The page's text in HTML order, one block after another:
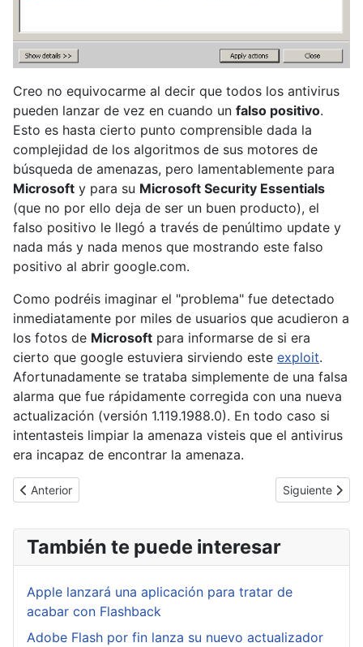
Creo no equivocarme al decir que todos los antivirus
pueden lanzar de vez en cuando un falso positivo.
Esto es hasta cierto punto comprensible dada la
complejidad de los algoritmos de sus motores de
búsqueda de amenazas, pero lamentablemente para
Microsoft y para su Microsoft Security Essentials
(que no por ello deja de ser un buen producto), el
falso positivo le llegó a través de penúltimo update y
nada más y nada menos que mostrando este falso
positivo al abrir google.com.
Como podréis imaginar el "problema" fue detectado
inmediatamente por miles de usuarios que acudieron a
los fotos de Microsoft para informarse de si era
cierto que google estuviera sirviendo este exploit.
Afortunadamente se trataba simplemente de una falsa
alarma que fue rápidamente corregida con una nueva
actualización (versión 1.119.1988.0). En todo caso si
intentasteis limpiar la amenaza visteis que el antivirus
era incapaz de encontrar la amenaza.
Artículo anterior: OSX Mountain Lion aumentará la seguridad
Anterior Artículo
Siguiente
También te puede interesar
Apple lanzará una aplicación para tratar de
acabar con Flashback
Adobe Flash por fin lanza su nuevo actualizador